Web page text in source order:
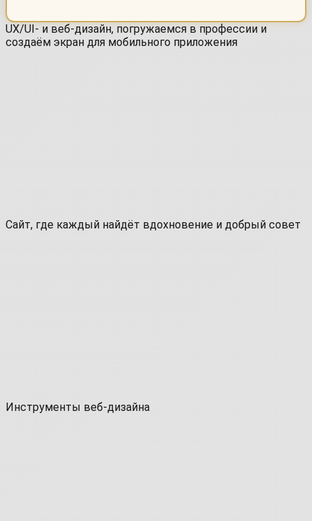
UX/UI- и веб-дизайн, погружаемся в профессии и
создаём экран для мобильного приложения
Сайт, где каждый найдёт вдохновение и добрый совет
Инструменты веб-дизайна